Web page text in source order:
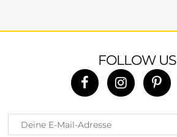
FOLLOW US